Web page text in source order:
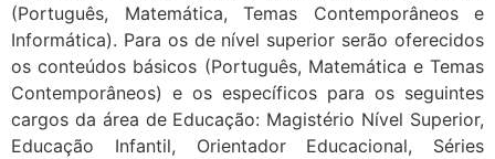
(Português, Matemática, Temas Contemporâneos e
Informática). Para os de nível superior serão oferecidos
os conteúdos básicos (Português, Matemática e Temas
Contemporâneos) e os específicos para os seguintes
cargos da área de Educação: Magistério Nível Superior,
Educação Infantil, Orientador Educacional, Séries